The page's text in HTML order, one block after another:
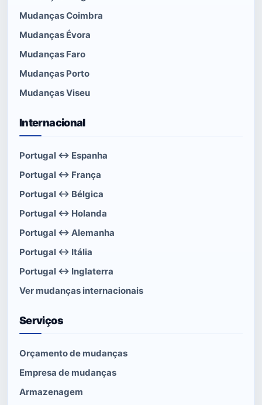
Mudanças Coimbra
Mudanças Évora
Mudanças Faro
Mudanças Porto
Mudanças Viseu
Internacional
Portugal ↔ Espanha
Portugal ↔ França
Portugal ↔ Bélgica
Portugal ↔ Holanda
Portugal ↔ Alemanha
Portugal ↔ Itália
Portugal ↔ Inglaterra
Ver mudanças internacionais
Serviços
Orçamento de mudanças
Empresa de mudanças
Armazenagem